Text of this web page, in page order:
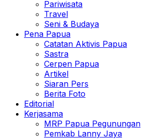
Pariwisata
Travel
Seni & Budaya
Pena Papua
Catatan Aktivis Papua
Sastra
Cerpen Papua
Artikel
Siaran Pers
Berita Foto
Editorial
Kerjasama
MRP Papua Pegunungan
Pemkab Lanny Jaya